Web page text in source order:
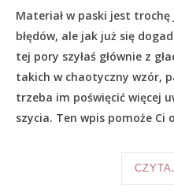
Materiał w paski jest
błędów, ale jak już się
tej pory szyłaś głównie z
takich w chaotyczny wzór,
trzeba im poświęcić więcej
szycia. Ten wpis pomoże Ci